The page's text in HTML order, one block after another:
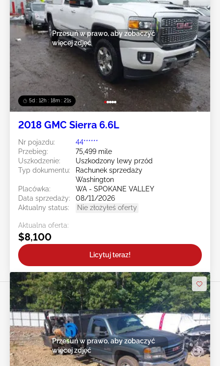
5d : 12h : 18m : 18s
Przesuń w prawo, aby zobaczyć
więcej zdjęć
2018 GMC Sierra 6.6L
Nr pojazdu:
44******
Przebieg:
75,499 mile
Uszkodzenie:
Uszkodzony lewy przód
Typ dokumentu:
Rachunek sprzedaży
Washington
Placówka:
WA - SPOKANE VALLEY
Data sprzedaży:
08/11/2026
Aktualny status:
Nie złożyłeś oferty
Aktualna oferta:
$8,100
Licytuj teraz!
Przesuń w prawo, aby zobaczyć
więcej zdjęć